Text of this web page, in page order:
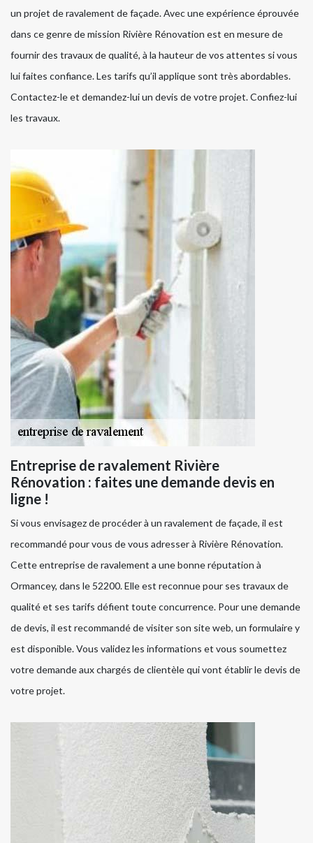
un projet de ravalement de façade. Avec une expérience éprouvée
dans ce genre de mission Rivière Rénovation est en mesure de
fournir des travaux de qualité, à la hauteur de vos attentes si vous
lui faites confiance. Les tarifs qu’il applique sont très abordables.
Contactez-le et demandez-lui un devis de votre projet. Confiez-lui
les travaux.
Entreprise de ravalement Rivière
Rénovation : faites une demande devis en
ligne !
Si vous envisagez de procéder à un ravalement de façade, il est
recommandé pour vous de vous adresser à Rivière Rénovation.
Cette entreprise de ravalement a une bonne réputation à
Ormancey, dans le 52200. Elle est reconnue pour ses travaux de
qualité et ses tarifs défient toute concurrence. Pour une demande
de devis, il est recommandé de visiter son site web, un formulaire y
est disponible. Vous validez les informations et vous soumettez
votre demande aux chargés de clientèle qui vont établir le devis de
votre projet.